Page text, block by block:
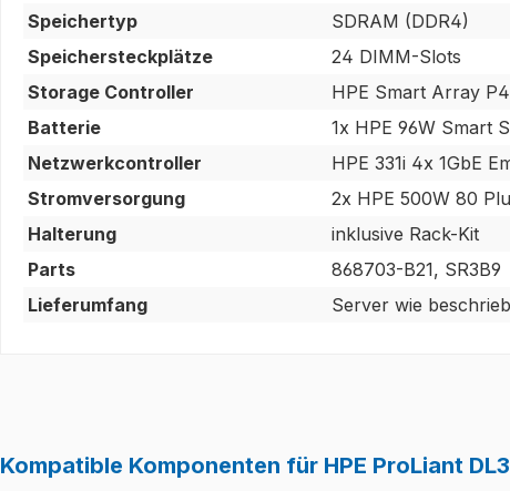
Speichertyp
SDRAM (DDR4)
Speichersteckplätze
24 DIMM-Slots
Storage Controller
HPE Smart Array
Batterie
1x HPE 96W Smart
Netzwerkcontroller
HPE 331i 4x 1GbE
Stromversorgung
2x HPE 500W 80
Halterung
inklusive Rack-Kit
Parts
868703-B21, SR3B9
Lieferumfang
Server wie
Kompatible Komponenten für HPE ProLiant